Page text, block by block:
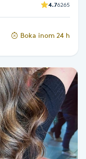
4.76265
Boka inom 24 h